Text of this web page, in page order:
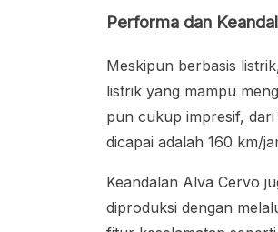
Performa dan
Meskipun berbasis
listrik yang mampu
pun cukup impresif,
dicapai adalah 160 km/
Keandalan Alva Cervo
diproduksi dengan